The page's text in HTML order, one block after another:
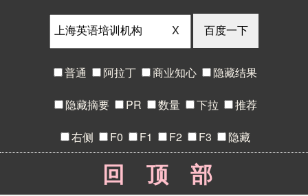
X
普通 阿拉丁 商业知心 隐藏结果
隐藏摘要 PR 数量 下拉 推荐
右侧 F0 F1 F2 F3 隐藏
回顶部